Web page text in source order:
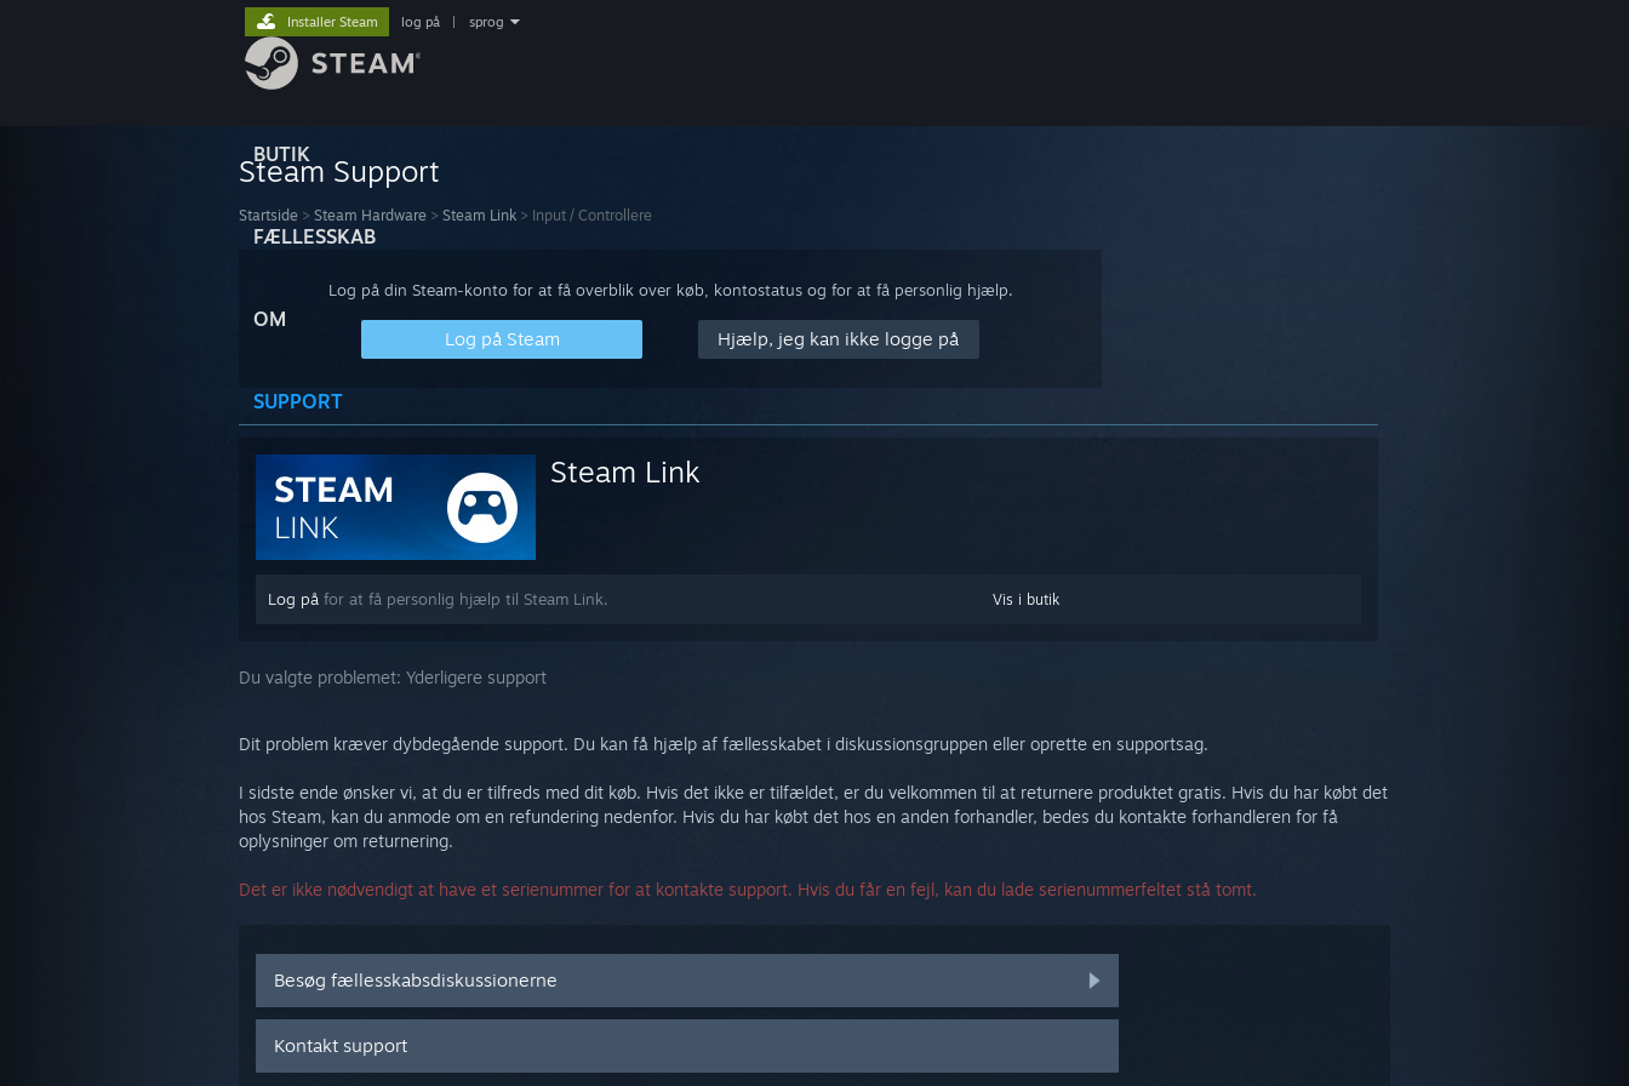
BUTIK
FÆLLESSKAB
OM
SUPPORT
Installer Steam log på sprog
Steam Support
Startside > Steam Hardware > Steam Link > Input / Controllere
Log på din Steam-konto for at få overblik over køb, kontostatus og for at få personlig hjælp.
Log på Steam Hjælp, jeg kan ikke logge på
Steam Link
Vis i butik
Log på for at få personlig hjælp til Steam Link.
Du valgte problemet: Yderligere support
Dit problem kræver dybdegående support. Du kan få hjælp af fællesskabet i diskussionsgruppen eller oprette en supportsag.
I sidste ende ønsker vi, at du er tilfreds med dit køb. Hvis det ikke er tilfældet, er du velkommen til at returnere produktet gratis. Hvis du har købt det
hos Steam, kan du anmode om en refundering nedenfor. Hvis du har købt det hos en anden forhandler, bedes du kontakte forhandleren for få
oplysninger om returnering.
Det er ikke nødvendigt at have et serienummer for at kontakte support. Hvis du får en fejl, kan du lade serienummerfeltet stå tomt.
Besøg fællesskabsdiskussionerne
Kontakt support